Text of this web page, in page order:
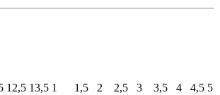
12,5 13,5 1 1,5 2 2,5 3 3,5 4 4,5 5